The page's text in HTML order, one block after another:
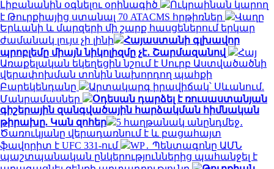
Լիբանանին օգնելու օրինագիծ
Ուկրաինան կարող
է Թուրքիայից ստանալ 70 ATACMS հրթիռներ
Վաղը
Երևանի և մարզերի մի շարք հասցեներում երկար
ժամանակ լույս չի լինի
Հայաստանի գլխավոր
պրոբլեմը միայն նիկոլիզմը չէ․ Շարմազանով
Հայ
Առաքելական եկեղեցին նշում է Սուրբ Աստվածածնի
վերափոխման տոնին նախորդող պահքի
Բարեկենդանը
Արտակարգ իրավիճակ՝ Սևանում.
Մանրամասներ
Օդեսան դարձել է ռուսաստանյան
գիշերային զանգվածային հարձակման հիմնական
թիրախը. Կան զոհեր
5 հաղթանակ անընդմեջ․
Ծառուկյանը վերադառնում է և բացահայտ
ֆավորիտ է UFC 331-ում
WP․ Պենտագոնը ԱՄՆ
պաշտպանական ընկերություններից պահանջել է